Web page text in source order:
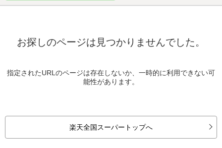
お探しのページは見つかりませんでした。
指定されたURLのページは存在しないか、一時的に利用できない可
能性があります。
楽天全国スーパートップへ